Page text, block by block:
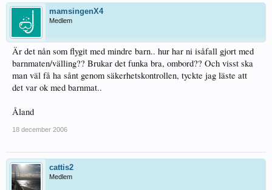
mamsingenX4
Medlem
Är det nån som flygit med mindre barn.. hur har ni isåfall gjort med
barnmaten/välling?? Brukar det funka bra, ombord?? Och visst ska
man väl få ha sånt genom säkerhetskontrollen, tyckte jag läste att
det var ok med barnmat..
Åland
18 december 2006
cattis2
Medlem